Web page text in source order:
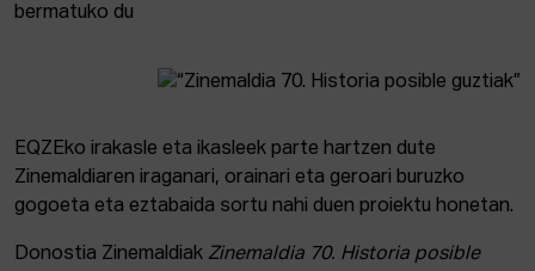
bermatuko du
EQZEko irakasle eta ikasleek parte hartzen dute
Zinemaldiaren iraganari, orainari eta geroari buruzko
gogoeta eta eztabaida sortu nahi duen proiektu honetan.
Donostia Zinemaldiak Zinemaldia 70. Historia posible